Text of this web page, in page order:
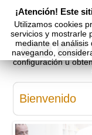
Esp Cat
¡Atención! Este
Utilizamos cookies
servicios y mostrarle
mediante el análisis
navegando,
configuración u
Bienvenido